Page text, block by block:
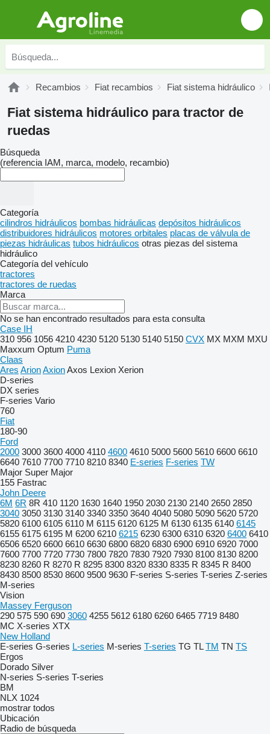
Recambios Fiat recambios Fiat sistema hidráulico
Fiat sistema hidráulico para tractor de
ruedas
Búsqueda
(referencia IAM, marca, modelo, recambio)
Categoría
cilindros hidráulicos bombas hidráulicas depósitos hidráulicos
distribuidores hidráulicos motores orbitales placas de válvula de
piezas hidráulicas tubos hidráulicos otras piezas del sistema
hidráulico
Categoría del vehículo
tractores
tractores de ruedas
Marca
No se han encontrado resultados para esta consulta
Case IH
310 956 1056 4210 4230 5120 5130 5140 5150 CVX MX MXM MXU
Maxxum Optum Puma
Claas
Ares ArionAxionAxos Lexion Xerion
D-series
DX series
F-series Vario
760
Fiat
180-90
Ford
2000 3000 3600 4000 4110 4600 4610 5000 5600 5610 6600 6610
6640 7610 7700 7710 8210 8340 E-series F-series TW
Major Super Major
155 Fastrac
John Deere
6M 6R 8R 410 1120 1630 1640 1950 2030 2130 2140 2650 2850
3040 3050 3130 3140 3340 3350 3640 4040 5080 5090 5620 5720
5820 6100 6105 6110 M 6115 6120 6125 M 6130 6135 6140 6145
6155 6175 6195 M 6200 6210 6215 6230 6300 6310 6320 6400 6410
6506 6520 6600 6610 6630 6800 6820 6830 6900 6910 6920 7000
7600 7700 7720 7730 7800 7820 7830 7920 7930 8100 8130 8200
8230 8260 R 8270 R 8295 8300 8320 8330 8335 R 8345 R 8400
8430 8500 8530 8600 9500 9630 F-series S-series T-series Z-series
M-series
Vision
Massey Ferguson
290 575 590 690 3060 4255 5612 6180 6260 6465 7719 8480
MC X-series XTX
New Holland
E-series G-series L-series M-series T-series TG TL TM TN TS
Ergos
Dorado Silver
N-series S-series T-series
BM
NLX 1024
mostrar todos
Ubicación
Radio de búsqueda